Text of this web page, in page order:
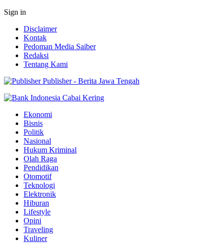
Sign in
Disclaimer
Kontak
Pedoman Media Saiber
Redaksi
Tentang Kami
Publisher - Berita Jawa Tengah
Ekonomi
Bisnis
Politik
Nasional
Hukum Kriminal
Olah Raga
Pendidikan
Otomotif
Teknologi
Elektronik
Hiburan
Lifestyle
Opini
Traveling
Kuliner